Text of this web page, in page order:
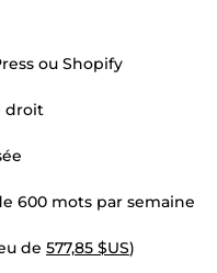
ou Shopify
droit
600 mots par semaine
de 577,85 $US)